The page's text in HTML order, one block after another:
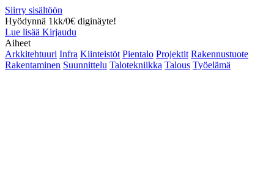
Siirry sisältöön
Hyödynnä 1kk/0€ diginäyte!
Lue lisää Kirjaudu
Aiheet
Arkkitehtuuri Infra Kiinteistöt Pientalo Projektit Rakennustuote
Rakentaminen Suunnittelu Talotekniikka Talous Työelämä